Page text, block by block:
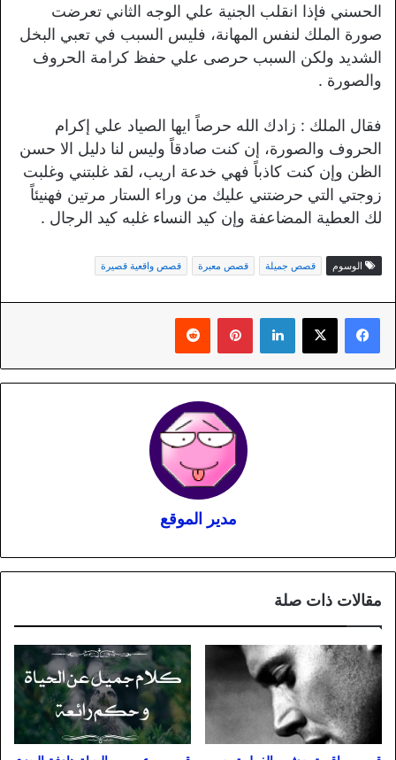
الحسني فإذا انقلب الجنية علي الوجه الثاني تعرضت
صورة الملك لنفس المهانة، فليس السبب في تعبي البخل
الشديد ولكن السبب حرصى علي حفظ كرامة الحروف
والصورة .
فقال الملك : زادك الله حرصاً ايها الصياد علي إكرام
الحروف والصورة، إن كنت صادقاً وليس لنا دليل الا حسن
الظن وإن كنت كاذباً فهي خدعة اريب، لقد غلبتني وغلبت
زوجتي التي حرضتني عليك من وراء الستار مرتين فهنيئاً
لك العطية المضاعفة وإن كيد النساء غلبه كيد الرجال .
الوسوم قصص جميلة قصص معبرة قصص واقعية قصيرة
لينكدإن بينتيريست
مدير الموقع
مقالات ذات صلة